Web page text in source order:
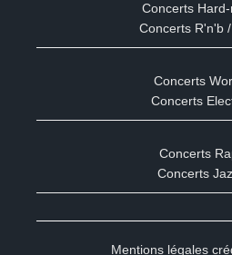
Concerts
Concerts R'n'b
Concerts
Concerts
Concerts
Concerts
Mentions légales